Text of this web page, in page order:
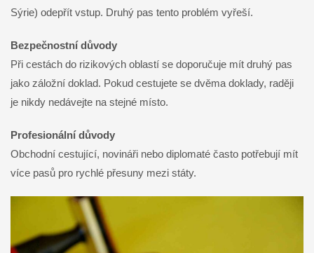
Sýrie) odepřít vstup. Druhý pas tento problém vyřeší.
Bezpečnostní důvody
Při cestách do rizikových oblastí se doporučuje mít druhý pas
jako záložní doklad. Pokud cestujete se dvěma doklady, raději
je nikdy nedávejte na stejné místo.
Profesionální důvody
Obchodní cestující, novináři nebo diplomaté často potřebují mít
více pasů pro rychlé přesuny mezi státy.